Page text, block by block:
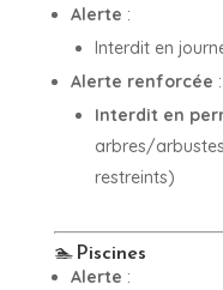
Alerte :
Interdit en
Alerte renforcée :
Interdit en
arbres/
restreints)
🏊 Piscines
Alerte :